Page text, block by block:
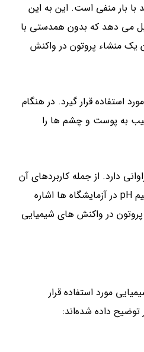
بار منفی است. این به این
می دهد که بدون همدستی با
یک منشاء پروتون در واکنش
استفاده قرار گیرد. در هنگام
به پوست و چشم ها را
دارد. از جمله کاربردهای آن
می توان به تولید مواد شیمیایی در صنعت پتروشیمی، استفاده به عنوان استاندارد شیمیایی و تنظیم pH در آزمایشگاه ها اشاره
در واکنش های شیمیایی
مورد استفاده قرار
داده شده‌اند: